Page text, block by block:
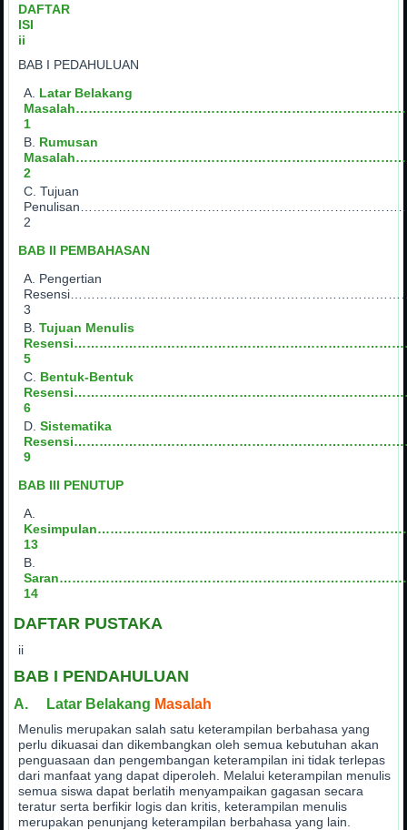
DAFTAR
ii
BAB I PEDAHULUAN
Latar Belakang
1
Rumusan
2
Tujuan
2
BAB II PEMBAHASAN
Pengertian
3
Tujuan Menulis
5
Bentuk-Bentuk
6
Sistematika
9
BAB III PENUTUP
13
14
DAFTAR PUSTAKA
ii
BAB I PENDAHULUAN
A. Latar Belakang Masalah
Menulis merupakan salah satu keterampilan berbahasa yang
perlu dikuasai dan dikembangkan oleh semua kebutuhan akan
penguasaan dan pengembangan keterampilan ini tidak terlepas
dari manfaat yang dapat diperoleh. Melalui keterampilan menulis
semua siswa dapat berlatih menyampaikan gagasan secara
teratur serta berfikir logis dan kritis, keterampilan menulis
merupakan penunjang keterampilan berbahasa yang lain.